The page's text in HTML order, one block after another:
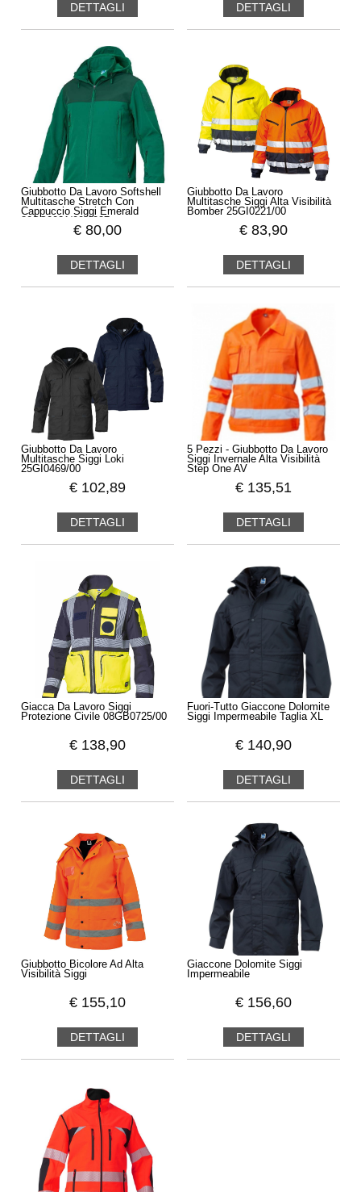
DETTAGLI DETTAGLI
Giubbotto Da Lavoro Softshell
Multitasche Stretch Con
Cappuccio Siggi Emerald
€ 80,00
DETTAGLI
Giubbotto Da Lavoro
Multitasche Siggi Alta Visibilità
Bomber 25GI0221/00
€ 83,90
DETTAGLI
Giubbotto Da Lavoro
Multitasche Siggi Loki
25GI0469/00
€ 102,89
DETTAGLI
5 Pezzi - Giubbotto Da Lavoro
Siggi Invernale Alta Visibilità
Step One AV
€ 135,51
DETTAGLI
Giacca Da Lavoro Siggi
Protezione Civile 08GB0725/00
€ 138,90
DETTAGLI
Fuori-Tutto Giaccone Dolomite
Siggi Impermeabile Taglia XL
€ 140,90
DETTAGLI
Giubbotto Bicolore Ad Alta
Visibilità Siggi
€ 155,10
DETTAGLI
Giaccone Dolomite Siggi
Impermeabile
€ 156,60
DETTAGLI